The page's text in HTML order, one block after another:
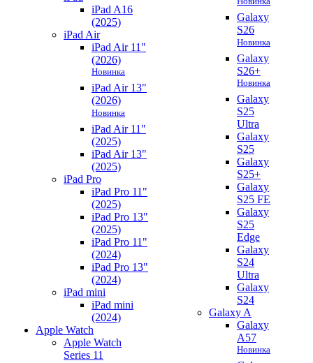
iPad A16
(2025)
iPad Air
iPad Air 11"
(2026)
Новинка
iPad Air 13"
(2026)
Новинка
iPad Air 11"
(2025)
iPad Air 13"
(2025)
iPad Pro
iPad Pro 11"
(2025)
iPad Pro 13"
(2025)
iPad Pro 11"
(2024)
iPad Pro 13"
(2024)
iPad mini
iPad mini
(2024)
Apple Watch
Apple Watch
Series 11
Galaxy
S26
Новинка
Galaxy
S26+
Новинка
Galaxy
S25
Ultra
Galaxy
S25
Galaxy
S25+
Galaxy
S25 FE
Galaxy
S25
Edge
Galaxy
S24
Ultra
Galaxy
S24
Galaxy A
Galaxy
A57
Новинка